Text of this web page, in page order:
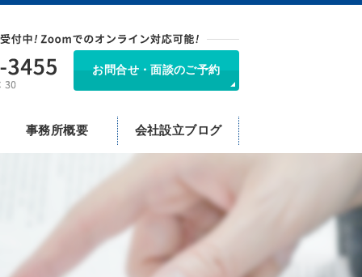
お問合せ・面談のご予約
事務所概要 会社設立ブログ